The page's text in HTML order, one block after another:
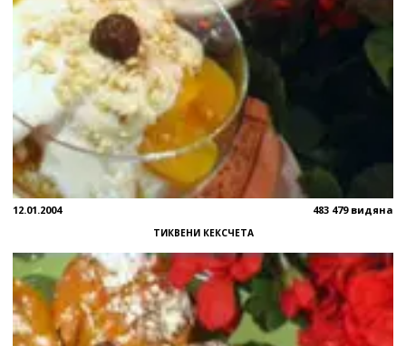
12.01.2004 483 479 видяна
ТИКВЕНИ КЕКСЧЕТА